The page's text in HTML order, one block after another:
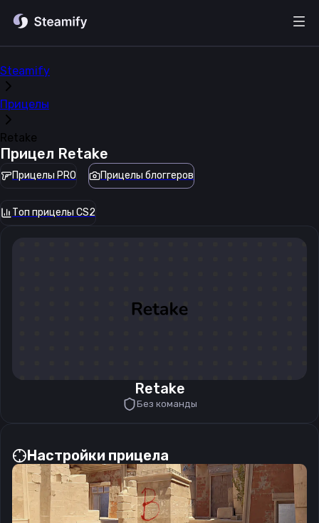
Steamify
Прицелы
Retake
Прицел Retake
Прицелы PRO Прицелы блоггеров
Топ прицелы CS2
Retake
Без команды
Настройки прицела